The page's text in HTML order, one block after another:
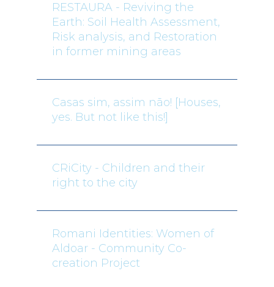
RESTAURA - Reviving the
Earth: Soil Health Assessment,
Risk analysis, and Restoration
in former mining areas
Casas sim, assim não! [Houses,
yes. But not like this!]
CRiCity - Children and their
right to the city
Romani Identities: Women of
Aldoar - Community Co-
creation Project